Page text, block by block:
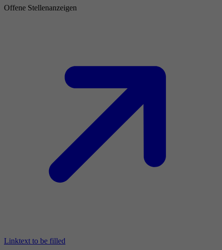
Offene Stellenanzeigen
Linktext to be filled